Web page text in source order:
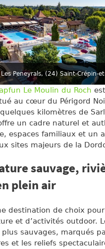
Peneyrals, (24) Saint-Crépin-
Le Moulin du Roch
au cœur du Périgord
kilomètres de
un cadre naturel et
espaces familiaux et un
sites majeurs de la
sauvage,
plein air
destination de choix
et d’activités outdoor.
sauvages, marqués
et les reliefs